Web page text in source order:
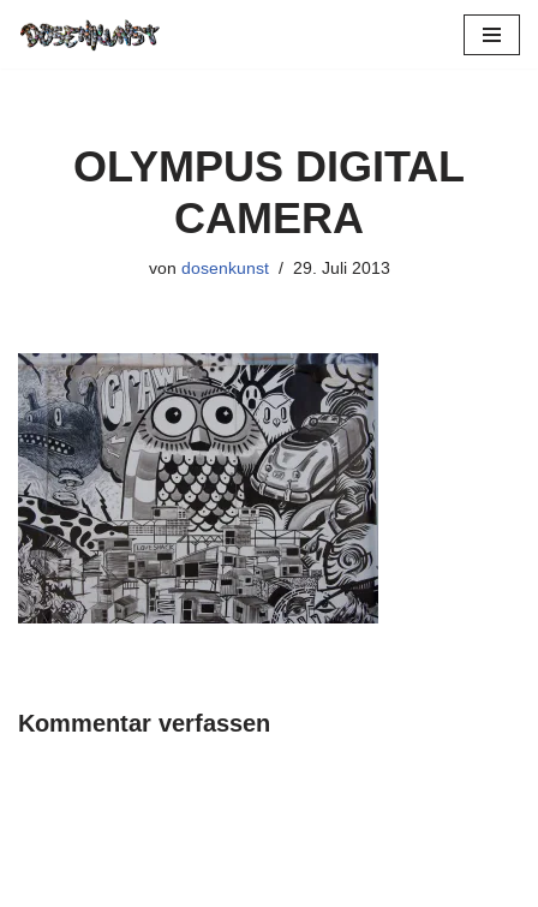
OLYMPUS DIGITAL
CAMERA
von dosenkunst 29. Juli 2013
Kommentar verfassen